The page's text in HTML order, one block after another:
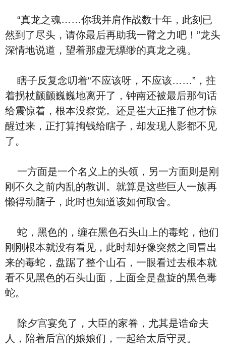
“真龙之魂……你我并肩作战数十年，此刻已
然到了尽头，请你最后再助我一臂之力吧！”龙头
深情地说道，望着那虚无缥缈的真龙之魂。
瞎子反复念叨着“不应该呀，不应该……”，拄
着拐杖颤颤巍巍地离开了，钟南还被最后那句话
给震惊着，根本没察觉。还是崔大正推了他才惊
醒过来，正打算掏钱给瞎子，却发现人影都不见
了。
一方面是一个名义上的头领，另一方面则是刚
刚不久之前内乱的教训。就算是这些巨人一族再
懒得动脑子，此时也知道该如何取舍。
蛇，黑色的，缠在黑色石头山上的毒蛇，他们
刚刚根本就没有看见，此时却好像突然之间冒出
来的毒蛇，盘踞了整个山石，一眼看过去根本就
看不见黑色的石头山面，上面全是盘旋的黑色毒
蛇。
除夕宫宴免了，大臣的家眷，尤其是诰命夫
人，陪着后宫的娘娘们，一起给太后守灵。